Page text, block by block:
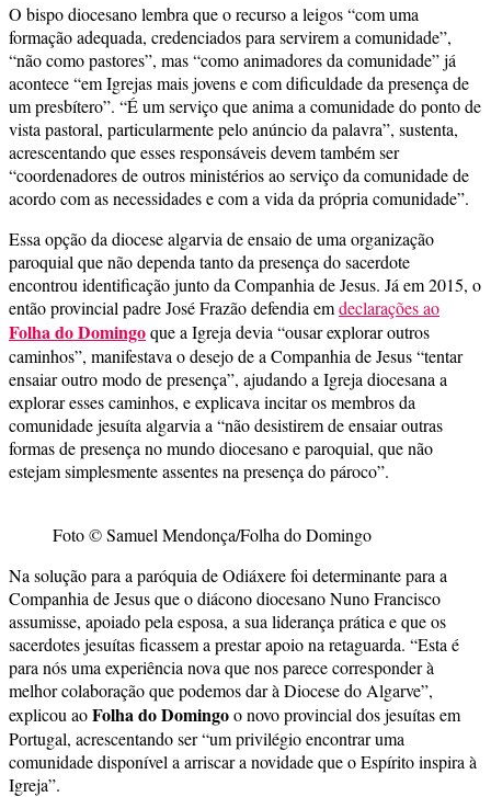
O bispo diocesano lembra que o recurso a leigos “com uma
formação adequada, credenciados para servirem a comunidade”,
“não como pastores”, mas “como animadores da comunidade” já
acontece “em Igrejas mais jovens e com dificuldade da presença de
um presbítero”. “É um serviço que anima a comunidade do ponto de
vista pastoral, particularmente pelo anúncio da palavra”, sustenta,
acrescentando que esses responsáveis devem também ser
“coordenadores de outros ministérios ao serviço da comunidade de
acordo com as necessidades e com a vida da própria comunidade”.
Essa opção da diocese algarvia de ensaio de uma organização
paroquial que não dependa tanto da presença do sacerdote
encontrou identificação junto da Companhia de Jesus. Já em 2015, o
então provincial padre José Frazão defendia emdeclarações ao
Folha do Domingoque a Igreja devia “ousar explorar outros
caminhos”, manifestava o desejo de a Companhia de Jesus “tentar
ensaiar outro modo de presença”, ajudando a Igreja diocesana a
explorar esses caminhos, e explicava incitar os membros da
comunidade jesuíta algarvia a “não desistirem de ensaiar outras
formas de presença no mundo diocesano e paroquial, que não
estejam simplesmente assentes na presença do pároco”.
Foto © Samuel Mendonça/Folha do Domingo
Na solução para a paróquia de Odiáxere foi determinante para a
Companhia de Jesus que o diácono diocesano Nuno Francisco
assumisse, apoiado pela esposa, a sua liderança prática e que os
sacerdotes jesuítas ficassem a prestar apoio na retaguarda. “Esta é
para nós uma experiência nova que nos parece corresponder à
melhor colaboração que podemos dar à Diocese do Algarve”,
explicou aoFolha do Domingoo novo provincial dos jesuítas em
Portugal, acrescentando ser “um privilégio encontrar uma
comunidade disponível a arriscar a novidade que o Espírito inspira à
Igreja”.